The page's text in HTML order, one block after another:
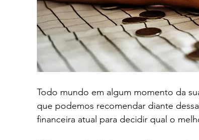
Todo mundo em algum momento da
que podemos recomendar diante
financeira atual para decidir qual o